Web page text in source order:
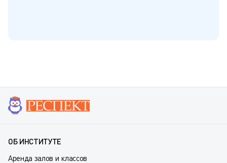
ОБ ИНСТИТУТЕ
Аренда залов и классов